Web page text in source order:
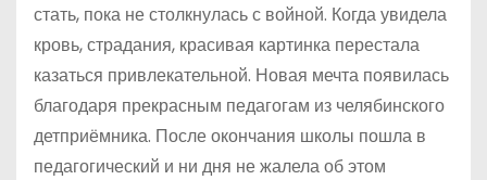
стать, пока не столкнулась с войной. Когда увидела
кровь, страдания, красивая картинка перестала
казаться привлекательной. Новая мечта появилась
благодаря прекрасным педагогам из челябинского
детприёмника. После окончания школы пошла в
педагогический и ни дня не жалела об этом